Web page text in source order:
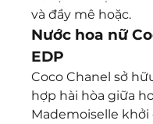
và đầy mê hoặc.
Nước hoa nữ
EDP
Coco Chanel sở
hợp hài hòa giữa
Mademoiselle